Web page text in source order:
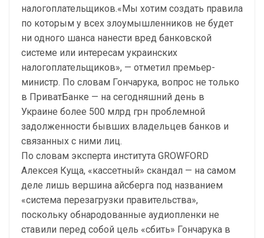
налогоплательщиков.«Мы хотим создать правила
по которым у всех злоумышленников не будет
ни одного шанса нанести вред банковской
системе или интересам украинских
налогоплательщиков», — отметил премьер-
министр. По словам Гончарука, вопрос не только
в ПриватБанке — на сегодняшний день в
Украине более 500 млрд грн проблемной
задолженности бывших владельцев банков и
связанных с ними лиц.
По словам эксперта института GROWFORD
Алексея Куща, «кассетный» скандал — на самом
деле лишь вершина айсберга под названием
«система перезагрузки правительства»,
поскольку обнародованные аудиопленки не
ставили перед собой цель «сбить» Гончарука в